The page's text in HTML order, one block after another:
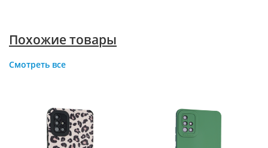
Похожие товары
Смотреть все